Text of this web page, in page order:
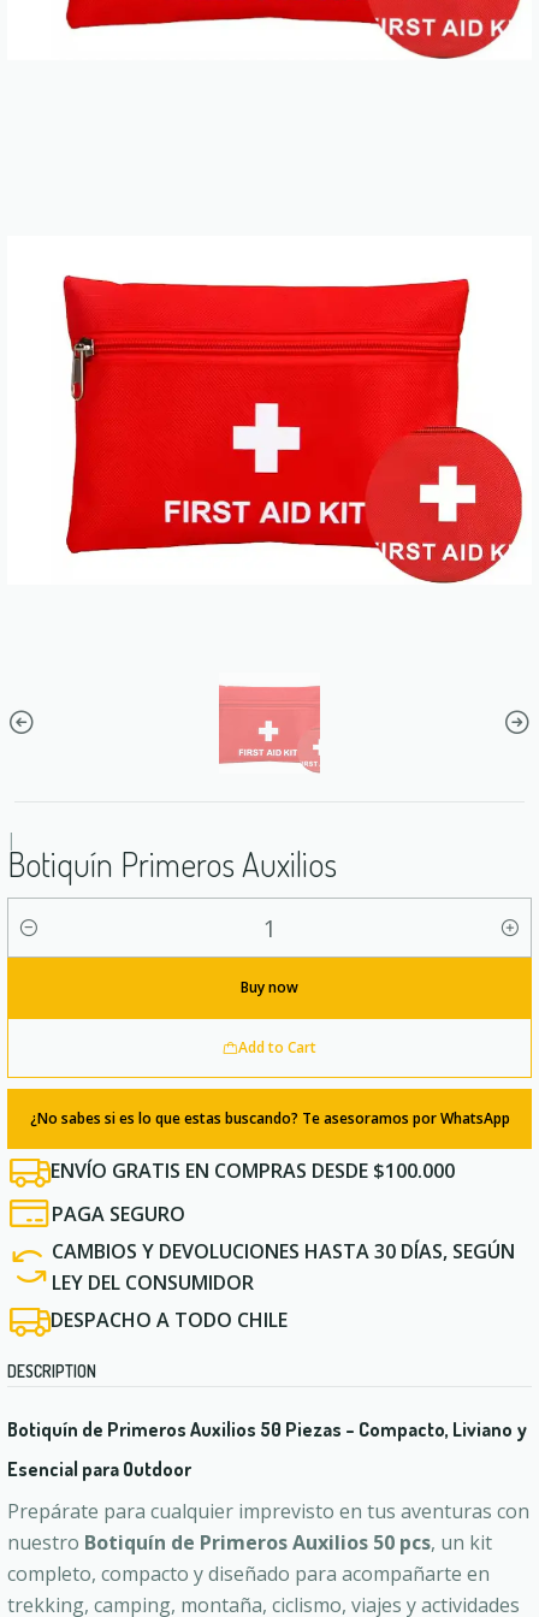
|
Botiquín Primeros Auxilios
Quantity
Add to Cart
Buy now
¿No sabes si es lo que estas buscando? Te asesoramos por WhatsApp
ENVÍO GRATIS EN COMPRAS DESDE $100.000
PAGA SEGURO
CAMBIOS Y DEVOLUCIONES HASTA 30 DÍAS, SEGÚN
LEY DEL CONSUMIDOR
DESPACHO A TODO CHILE
DESCRIPTION
Botiquín de Primeros Auxilios 50 Piezas – Compacto, Liviano y
Esencial para Outdoor
Prepárate para cualquier imprevisto en tus aventuras con
nuestro Botiquín de Primeros Auxilios 50 pcs, un kit
completo, compacto y diseñado para acompañarte en
trekking, camping, montaña, ciclismo, viajes y actividades